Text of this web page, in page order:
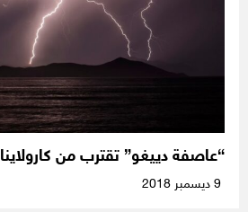
“عاصفة دييغو” تقترب من كارولاينا